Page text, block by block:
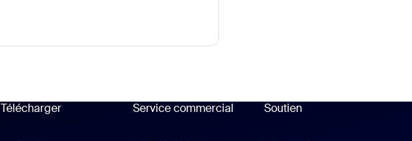
Télécharger Service commercial Soutien
soutien